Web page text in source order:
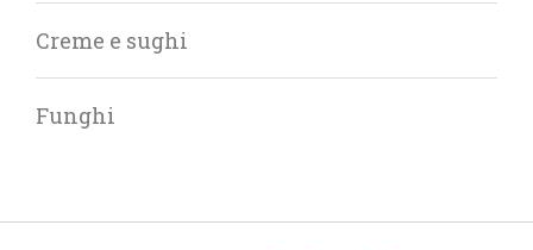
Creme e sughi
Funghi